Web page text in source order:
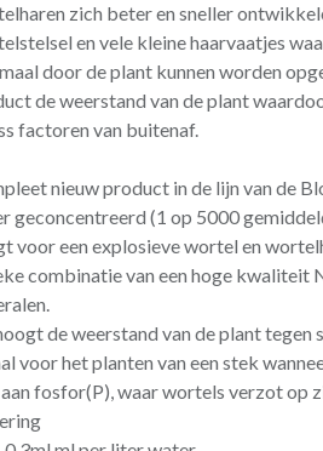
zich beter en sneller
en vele kleine haarvaatjes
door de plant kunnen worden
de weerstand van de plant
factoren van buitenaf.
nieuw product in de lijn van de
geconcentreerd (1 op 5000
voor een explosieve wortel en
combinatie van een hoge kwaliteit
de weerstand van de plant
voor het planten van een stek
fosfor(P), waar wortels verzot op